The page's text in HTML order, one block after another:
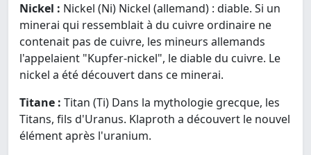
Nickel : Nickel (Ni) Nickel (allemand) : diable. Si un
minerai qui ressemblait à du cuivre ordinaire ne
contenait pas de cuivre, les mineurs allemands
l'appelaient "Kupfer-nickel", le diable du cuivre. Le
nickel a été découvert dans ce minerai.
Titane : Titan (Ti) Dans la mythologie grecque, les
Titans, fils d'Uranus. Klaproth a découvert le nouvel
élément après l'uranium.